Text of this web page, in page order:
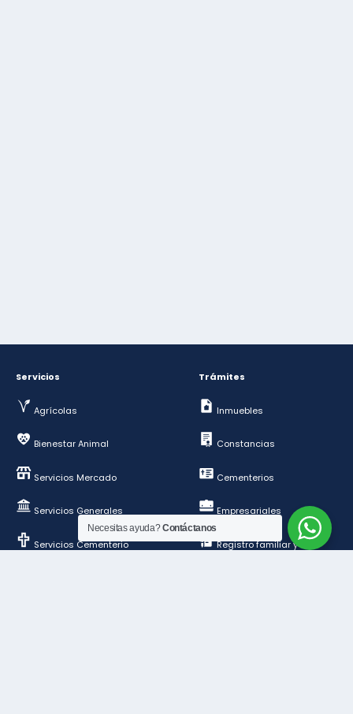
Servicios
Agrícolas
Bienestar Animal
Servicios Mercado
Servicios Generales
Servicios Cementerio
Trámites
Inmuebles
Constancias
Cementerios
Empresariales
Registro familiar y de
Necesitas ayuda?Contáctanos